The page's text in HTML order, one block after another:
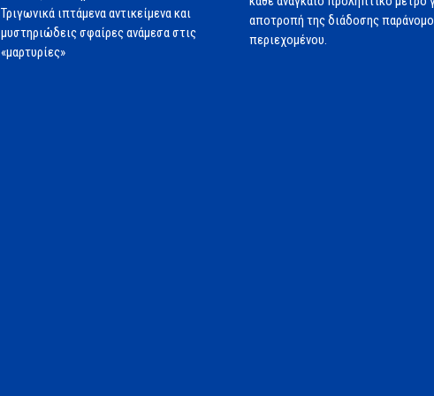
Τριγωνικά ιπτάμενα αντικείμενα και
μυστηριώδεις σφαίρες ανάμεσα στις
«μαρτυρίες»
αποτροπή της διάδοσης
περιεχομένου.